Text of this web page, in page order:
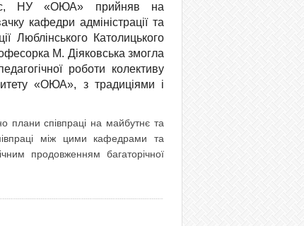
НУ «ОЮА» прийняв на
кафедри адміністрації та
Люблінського Католицького
М. Діяковська змогла
роботи колективу
«ОЮА», з традиціями і
плани співпраці на майбутнє та
між цими кафедрами та
продовженням багаторічної